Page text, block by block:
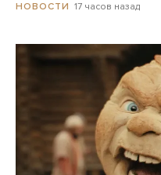
НОВОСТИ 17 часов назад